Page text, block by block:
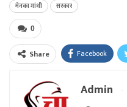
मेनका गांधी
सरकार
0
Share Facebook
Admin